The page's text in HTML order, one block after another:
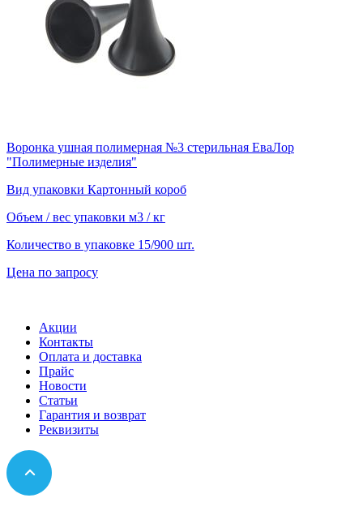
Воронка ушная полимерная №3 стерильная ЕваЛор
"Полимерные изделия"
Вид упаковки Картонный короб
Объем / вес упаковки м3 / кг
Количество в упаковке 15/900 шт.
Цена по запросу
Акции
Контакты
Оплата и доставка
Прайс
Новости
Статьи
Гарантия и возврат
Реквизиты